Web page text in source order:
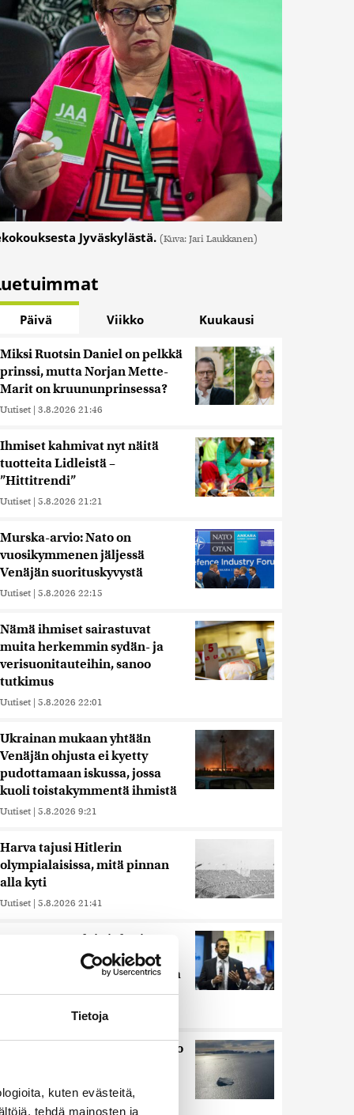
Tietoja
kuten evästeitä,
tehdä mainosten ja
Jyväskylästä. (Kuva: Jari Laukkanen)
Päivä Viikko Kuukausi
Miksi Ruotsin Daniel on pelkkä
prinssi, mutta Norjan Mette-
Marit on kruununprinsessa?
Uutiset | 3.8.2026 21:46
Ihmiset kahmivat nyt näitä
tuotteita Lidleistä –
”Hittitrendi”
Uutiset | 5.8.2026 21:21
Murska-arvio: Nato on
vuosikymmenen jäljessä
Venäjän suorituskyvystä
Uutiset | 5.8.2026 22:15
Nämä ihmiset sairastuvat
muita herkemmin sydän- ja
verisuonitauteihin, sanoo
tutkimus
Uutiset | 5.8.2026 22:01
Ukrainan mukaan yhtään
Venäjän ohjusta ei kyetty
pudottamaan iskussa, jossa
kuoli toistakymmentä ihmistä
Uutiset | 5.8.2026 9:21
Harva tajusi Hitlerin
olympialaisissa, mitä pinnan
alla kyti
Uutiset | 5.8.2026 21:41
Reuters: FBI aloitti yhteistyön
Kiinan ja Venäjän kanssa,
kriitikot huolissaan – ”Loistava
peiterooli”
5.8.2026 22:07
Kuin kauhuelokuvasta – Oletko